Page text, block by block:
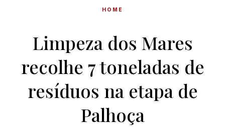
HOME
Limpeza dos Mares
recolhe 7 toneladas de
resíduos na etapa de
Palhoça